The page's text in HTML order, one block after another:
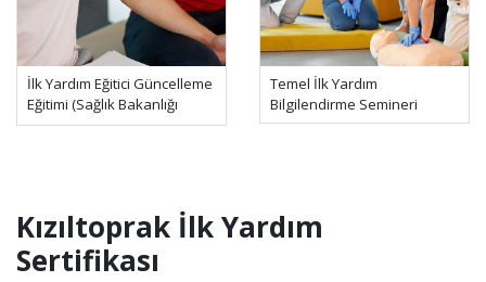
İlk Yardım Eğitici Güncelleme
Eğitimi (Sağlık Bakanlığı
Onaylı)
Temel İlk Yardım
Bilgilendirme Semineri
Kızıltoprak İlk Yardım
Sertifikası